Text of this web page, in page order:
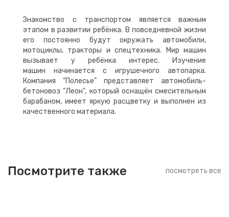
Знакомство с транспортом является важным
этапом в развитии ребёнка. В повседневной жизни
его постоянно будут окружать автомобили,
мотоциклы, тракторы и спецтехника. Мир машин
вызывает у ребёнка интерес. Изучение
машин начинается с игрушечного автопарка.
Компания "Полесье" представляет автомобиль-
бетоновоз "Леон", который оснащён смесительным
барабаном, имеет яркую расцветку и выполнен из
качественного материала.
Посмотрите также посмотреть все